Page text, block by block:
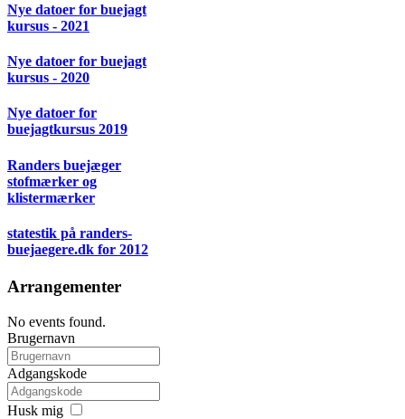
Nye datoer for buejagt
kursus - 2021
Nye datoer for buejagt
kursus - 2020
Nye datoer for
buejagtkursus 2019
Randers buejæger
stofmærker og
klistermærker
statestik på randers-
buejaegere.dk for 2012
Arrangementer
No events found.
Brugernavn
Adgangskode
Husk mig